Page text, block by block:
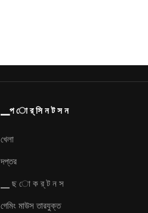
▁প ো র্ সি ন ট স ন
খেলা
দপ্তর
▁ ছ ো ক র্ ট ন স
গেমিং মাউস তারযুক্ত